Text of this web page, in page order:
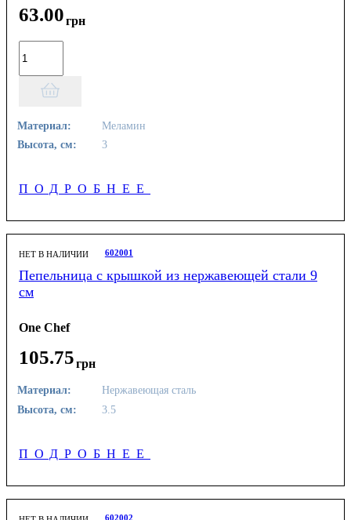
63.00грн
Материал:
Меламин
Высота, см:
3
ПОДРОБНЕЕ
НЕТ В НАЛИЧИИ 602001
Пепельница с крышкой из нержавеющей стали 9
см
One Chef
105.75грн
Материал:
Нержавеющая сталь
Высота, см:
3.5
ПОДРОБНЕЕ
602002